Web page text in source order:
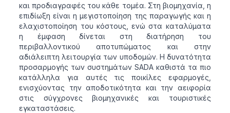
και προδιαγραφές του κάθε τομέα. Στη βιομηχανία, η
επιδίωξη είναι η μεγιστοποίηση της παραγωγής και η
ελαχιστοποίηση του κόστους, ενώ στα καταλύματα
η έμφαση δίνεται στη διατήρηση του
περιβαλλοντικού αποτυπώματος και στην
αδιάλειπτη λειτουργία των υποδομών. Η δυνατότητα
προσαρμογής των συστημάτων SADA καθιστά τα πιο
κατάλληλα για αυτές τις ποικίλες εφαρμογές,
ενισχύοντας την αποδοτικότητα και την αειφορία
στις σύγχρονες βιομηχανικές και τουριστικές
εγκαταστάσεις.